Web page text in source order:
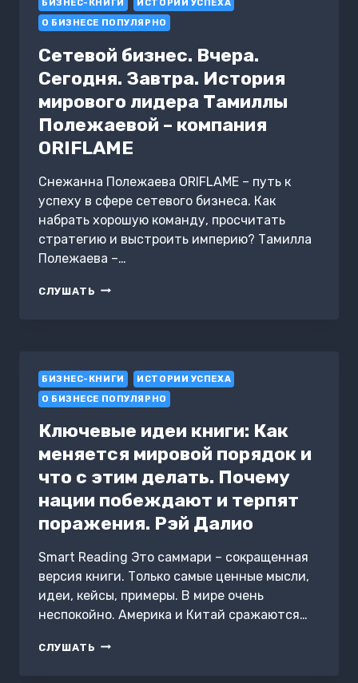
ПОЛЕ
БОЯ
И
СДЕЛАТЬ
БИЗНЕС-
ПАРТНЕРСТВО
НАДЕЖНЫМ
И
ПРИБЫЛЬНЫМ
БИЗНЕС-КНИГИ
ИСТОРИИ УСПЕХА
О БИЗНЕСЕ ПОПУЛЯРНО
Сетевой бизнес. Вчера.
Сегодня. Завтра. История
мирового лидера Тамиллы
Полежаевой – компания
ORIFLAME
Снежанна Полежаева ORIFLAME – путь к
успеху в сфере сетевого бизнеса. Как
набрать хорошую команду, просчитать
стратегию и выстроить империю? Тамилла
Полежаева –…
СЛУШАТЬ СЕТЕВОЙ
МИРОВОГО
ЛИДЕРА
ТАМИЛЛЫ
ПОЛЕЖАЕВОЙ
–
КОМПАНИЯ
БИЗНЕС-КНИГИ
ИСТОРИИ УСПЕХА
О БИЗНЕСЕ ПОПУЛЯРНО
Ключевые идеи книги: Как
меняется мировой порядок и
что с этим делать. Почему
нации побеждают и терпят
поражения. Рэй Далио
Smart Reading Это саммари – сокращенная
версия книги. Только самые ценные мысли,
идеи, кейсы, примеры. В мире очень
неспокойно. Америка и Китай сражаются…
СЛУШАТЬ КЛЮЧЕВЫЕ